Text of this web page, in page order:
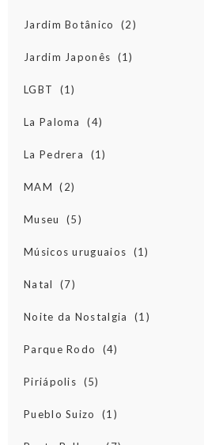
Jardim Botânico (2)
Jardim Japonês (1)
LGBT (1)
La Paloma (4)
La Pedrera (1)
MAM (2)
Museu (5)
Músicos uruguaios (1)
Natal (7)
Noite da Nostalgia (1)
Parque Rodo (4)
Piriápolis (5)
Pueblo Suizo (1)